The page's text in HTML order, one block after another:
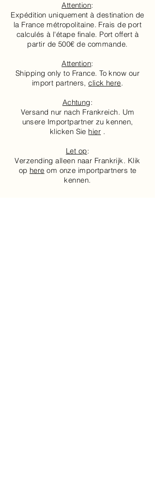
Attention:
Expédition uniquement à destination de
la France métropolitaine. Frais de port
calculés à l'étape finale. Port offert à
partir de 500€ de commande.
Attention:
Shipping only to France. To know our
import partners,click here.
Achtung:
Versand nur nach Frankreich. Um
unsere Importpartner zu kennen,
klicken Sie hier .
Let op:
Verzending alleen naar Frankrijk. Klik
op here ​ om onze importpartners te
kennen.